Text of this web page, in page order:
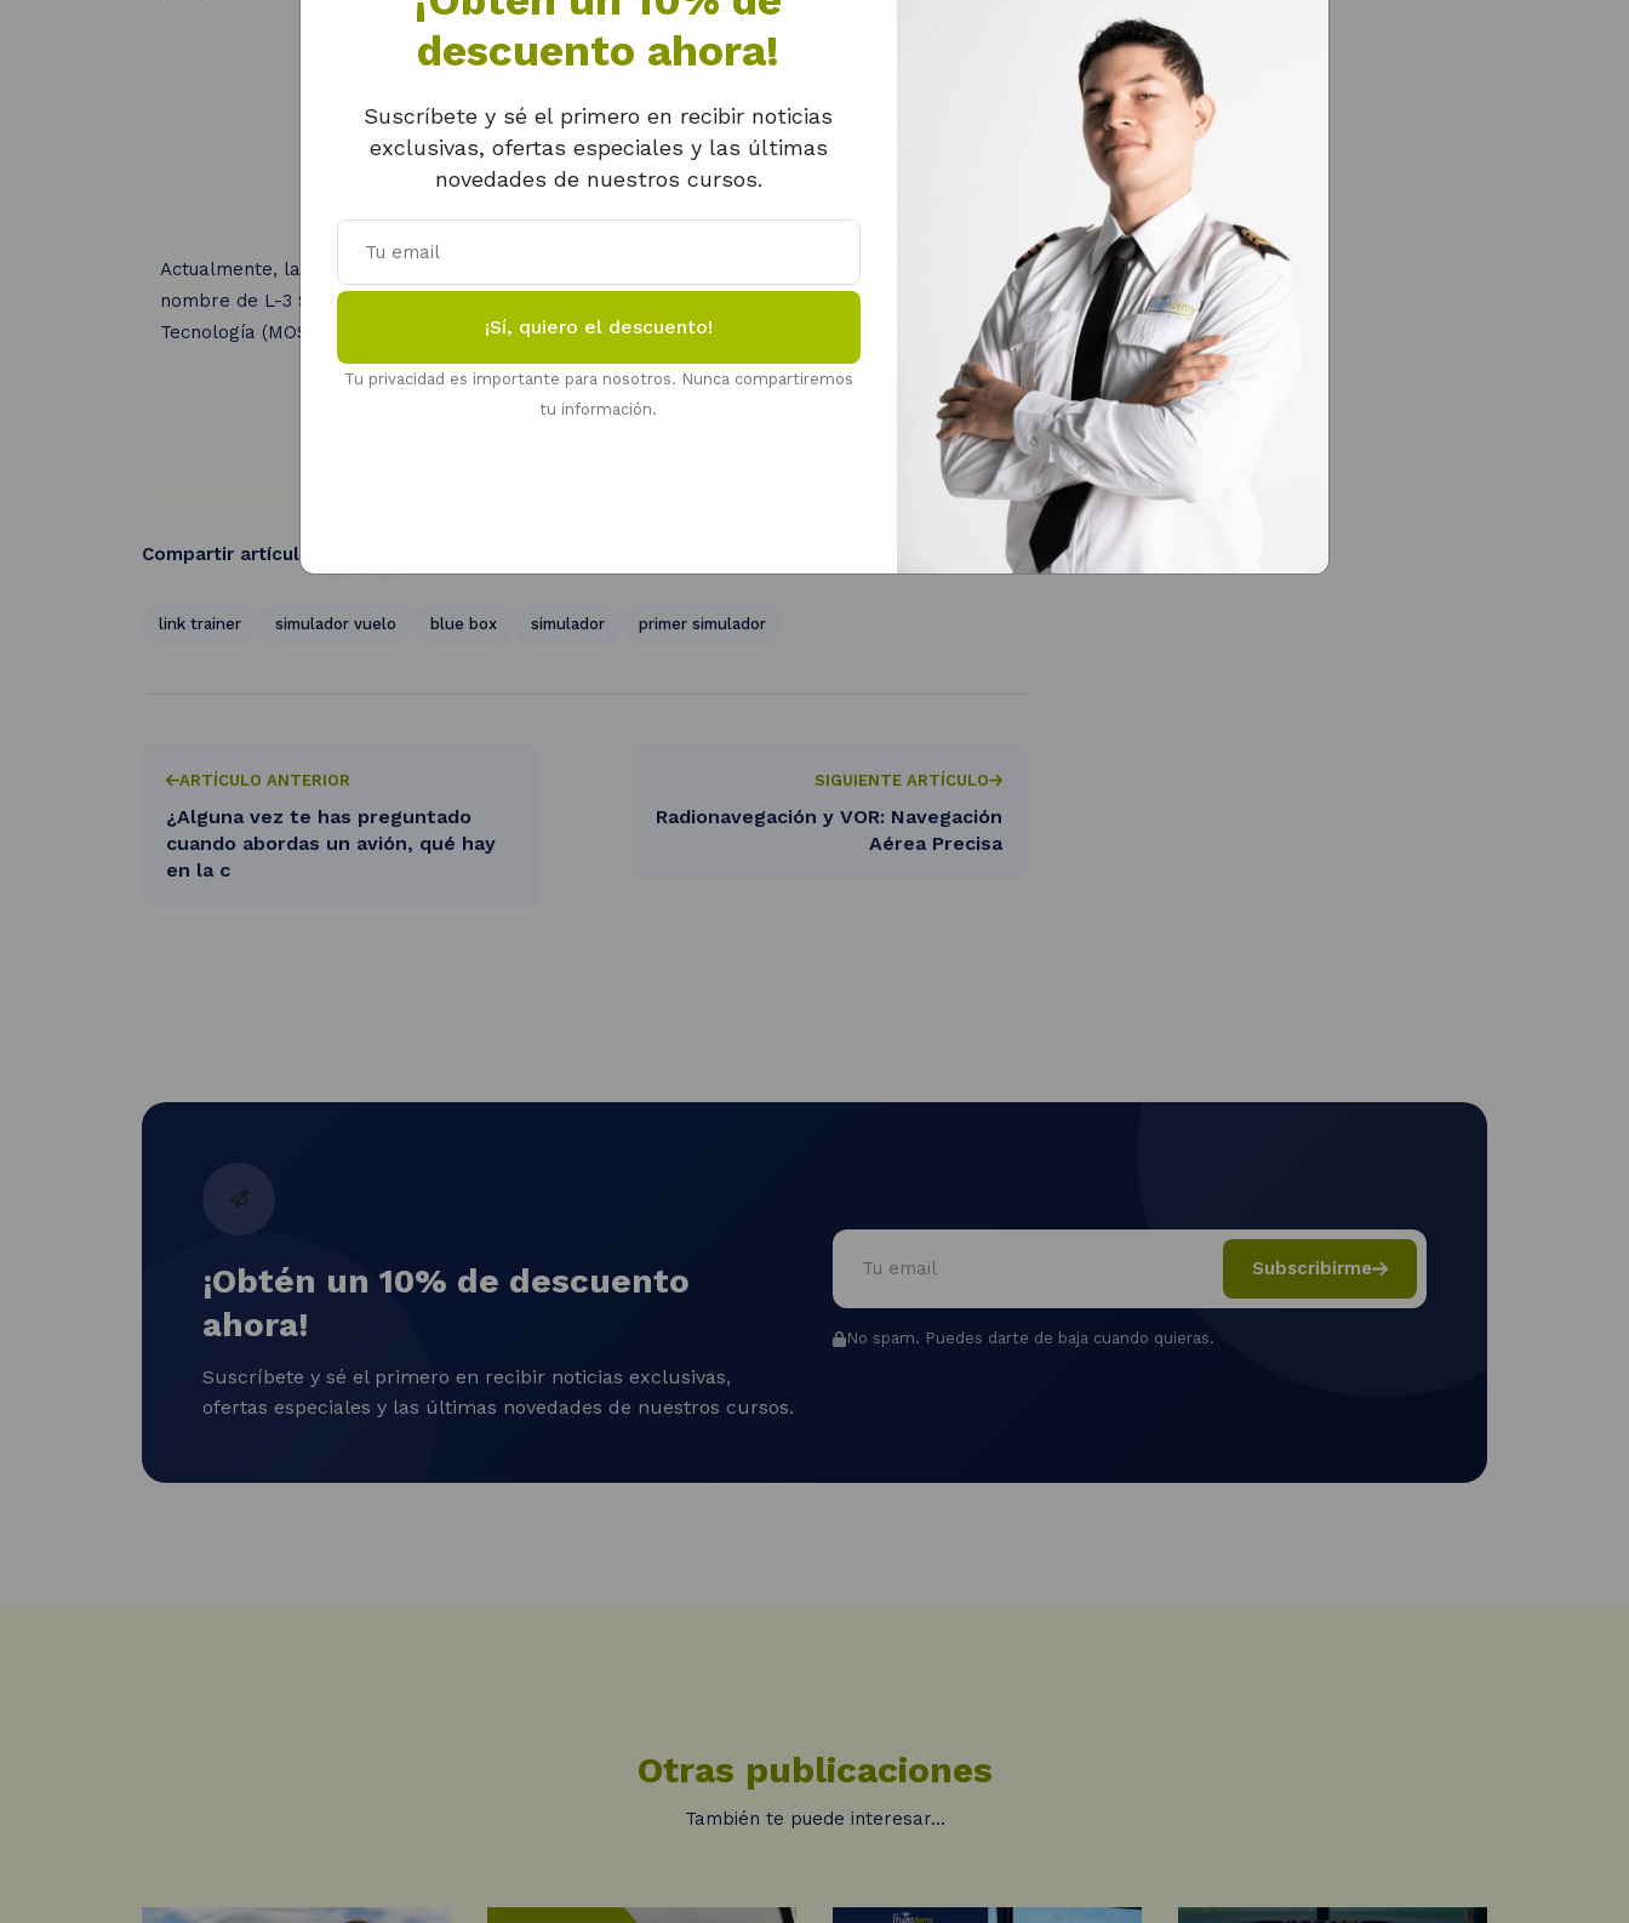
Actualmente, la compañía se ha especializado en
nombre de L-3 Simulation & Training. El Link Trainer original se exhibe en el Museo de Ciencia y
Tecnología (MOST) de la Universidad de Siracusa en Nueva York.
Compartir artículo
link trainer simulador vuelo blue box simulador primer simulador
ARTÍCULO ANTERIOR
¿Alguna vez te has preguntado
cuando abordas un avión, qué hay
en la c
SIGUIENTE ARTÍCULO
Radionavegación y VOR: Navegación
Aérea Precisa
¡Obtén un 10% de descuento
ahora!
Suscríbete y sé el primero en recibir noticias exclusivas,
ofertas especiales y las últimas novedades de nuestros cursos.
Subscribirme
No spam. Puedes darte de baja cuando quieras.
Otras publicaciones
También te puede interesar...
descuento ahora!
Suscríbete y sé el primero en recibir noticias
exclusivas, ofertas especiales y las últimas
novedades de nuestros cursos.
Tu privacidad es importante para nosotros. Nunca compartiremos
tu información.